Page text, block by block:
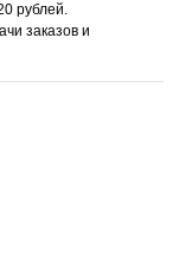
рублей.
заказов и